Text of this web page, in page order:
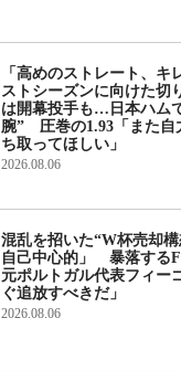
「高めのストレート、キ
ストシーズンに向けた
は開幕投手も…日本ハム
腕” 圧巻の1.93「また自
ち取ってほしい」
2026.08.06
混乱を招いた“W杯売却
自己中心的」 暴落する
元ポルトガル代表フィー
ぐ追放すべきだ」
2026.08.06